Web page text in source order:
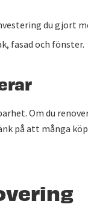
du gjort
fasad och fönster.
Om du
på att många